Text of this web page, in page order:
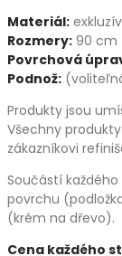
Materiál:
Rozmery: 90 cm
Povrchová
Podnož:
Produkty jsou
Všechny
zákazníkovi
Součástí
povrchu
(krém na dřevo).
Cena každého